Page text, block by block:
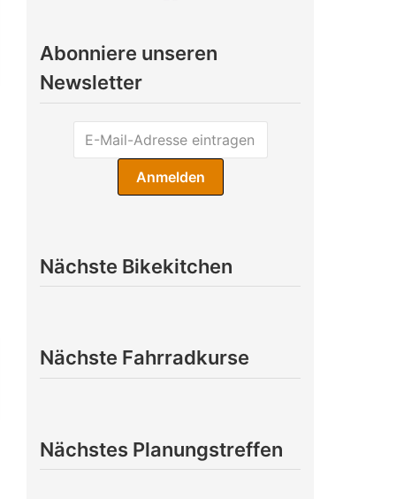
Abonniere unseren
Newsletter
Nächste Bikekitchen
Nächste Fahrradkurse
Nächstes Planungstreffen